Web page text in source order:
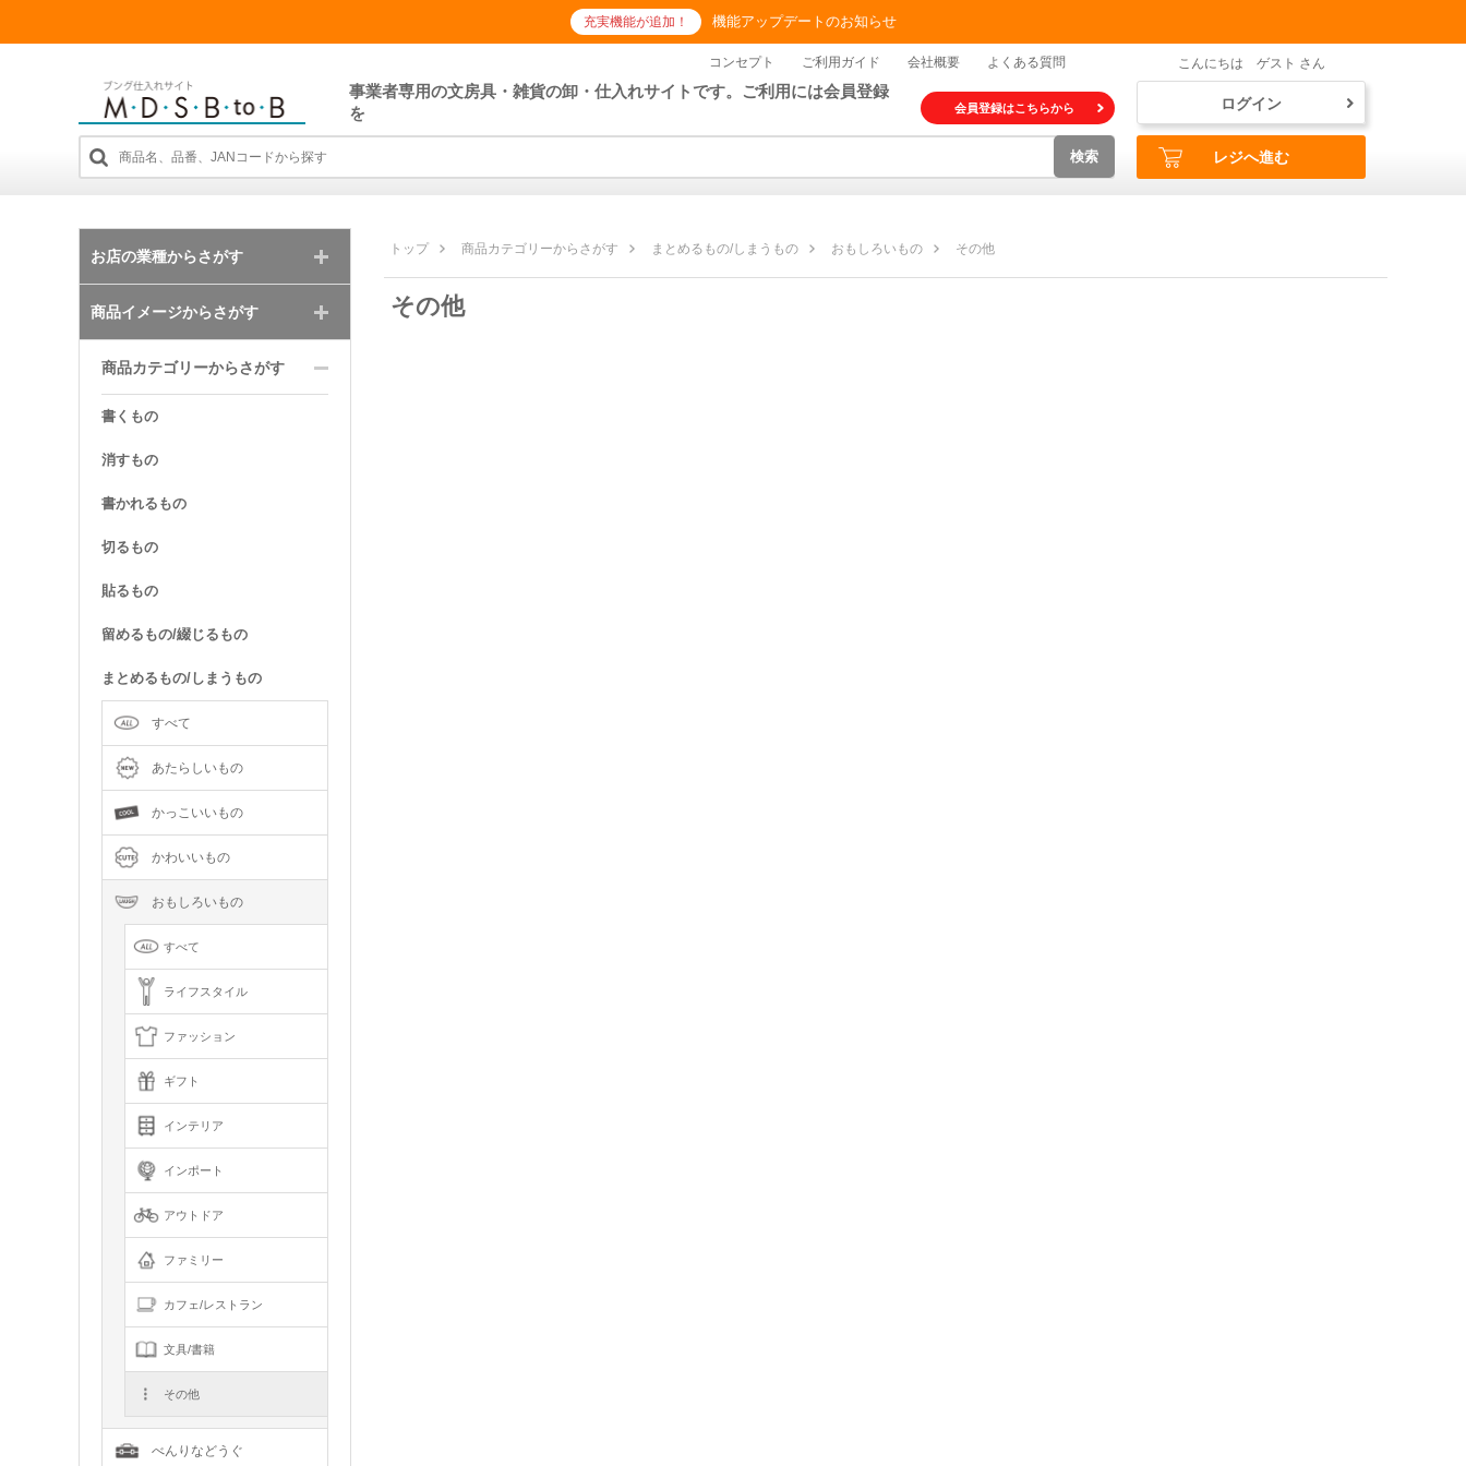
充実機能が追加！ 機能アップデートのお知らせ
コンセプト ご利用ガイド 会社概要 よくある質問
事業者専用の文房具・雑貨の卸・仕入れサイトです。ご利用には会員登録
を
会員登録はこちらから
検索
こんにちは ゲスト さん
ログイン
レジへ進む
トップ 商品カテゴリーからさがす まとめるもの/しまうもの おもしろいもの その他
その他
お店の業種からさがす
商品イメージからさがす
商品カテゴリーからさがす
書くもの
消すもの
書かれるもの
切るもの
貼るもの
留めるもの/綴じるもの
まとめるもの/しまうもの
すべて
あたらしいもの
かっこいいもの
かわいいもの
おもしろいもの
すべて
ライフスタイル
ファッション
ギフト
インテリア
インポート
アウトドア
ファミリー
カフェ/レストラン
文具/書籍
その他
べんりなどうぐ